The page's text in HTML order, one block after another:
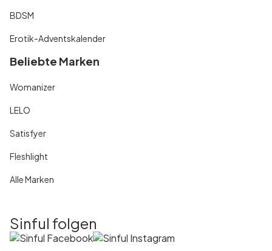
BDSM
Erotik-Adventskalender
Beliebte Marken
Womanizer
LELO
Satisfyer
Fleshlight
Alle Marken
Sinful folgen